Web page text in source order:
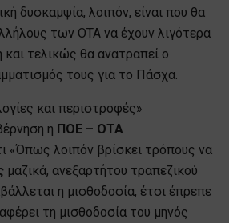
δυσκαμψία, λοιπόν, είναι που θα
των ΟΤΑ να έχουν λιγότερα
τελικώς θα ανατραπεί ο
τους για το Πάσχα.
και περιστροφές»
η ΠΟΕ – ΟΤΑ
«Όπως λοιπόν βρίσκει τρόπους να
μαζικά, ανεξαρτήτου τραπεζικού
η μισθοδοσία, έτσι έπρεπε
τη μισθοδοσία του μηνός